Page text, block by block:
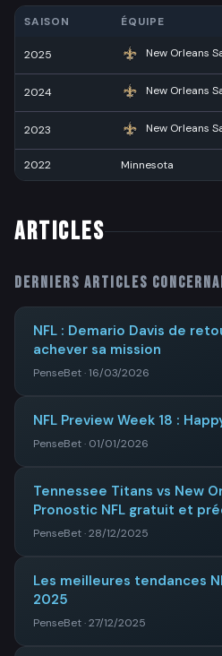
SAISON ÉQUIPE
2025 New Orleans
2024 New Orleans
2023 New Orleans
2022 Minnesota
ARTICLES
Derniers articles
NFL : Demario Davis de
achever sa mission
PenseBet · 16/03/2026
NFL Preview Week 18 :
PenseBet · 01/01/2026
Tennessee Titans vs New
Pronostic NFL gratuit et
PenseBet · 28/12/2025
Les meilleures tendances
2025
PenseBet · 27/12/2025